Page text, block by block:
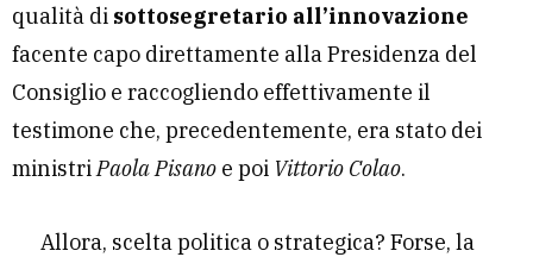
qualità di sottosegretario all’innovazione
facente capo direttamente alla Presidenza del
Consiglio e raccogliendo effettivamente il
testimone che, precedentemente, era stato dei
ministri Paola Pisano e poi Vittorio Colao.
Allora, scelta politica o strategica? Forse, la